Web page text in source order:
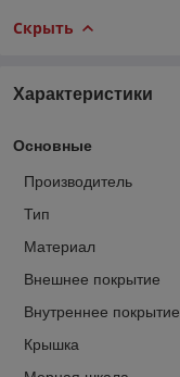
Скрыть
Характеристики
Основные
Производитель
Тип
Материал
Внешнее покрытие
Внутреннее покрытие
Крышка